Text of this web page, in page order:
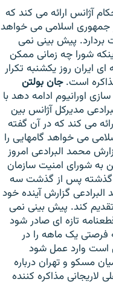
آژانس ارائه می کند که
جمهوری اسلامی می خواهد
بردارد. پیش بینی نمی
شورا چه زمانی ممکن
ایران روز یکشنبه تکرار
است.جان بولتن
اورانیوم ادامه دهد با
مدیرکل آژانس بین
می کند که در آن گفته
می خواهد گامهایی را
محمد البرادعی امروز
به شورای امنیت سازمان
گذشته پس از گذشت سه
گزارش آینده خود
کند. پیش بینی نمی
تازه ای صادر شود
فرصتی یک ماهه را در
است وارد عمل شود
مسکو و تهران درباره
لاریجانی مذاکره کننده